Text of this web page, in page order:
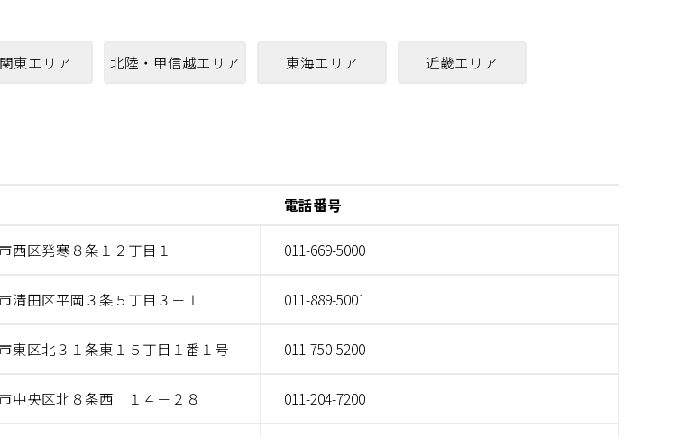
東エリア 北陸・甲信越エリア 東海エリア 近畿エリア
電話番号
西区発寒８条１２丁目１ 011-669-5000
清田区平岡３条５丁目３－１ 011-889-5001
東区北３１条東１５丁目１番１号 011-750-5200
中央区北８条西 １４－２８ 011-204-7200